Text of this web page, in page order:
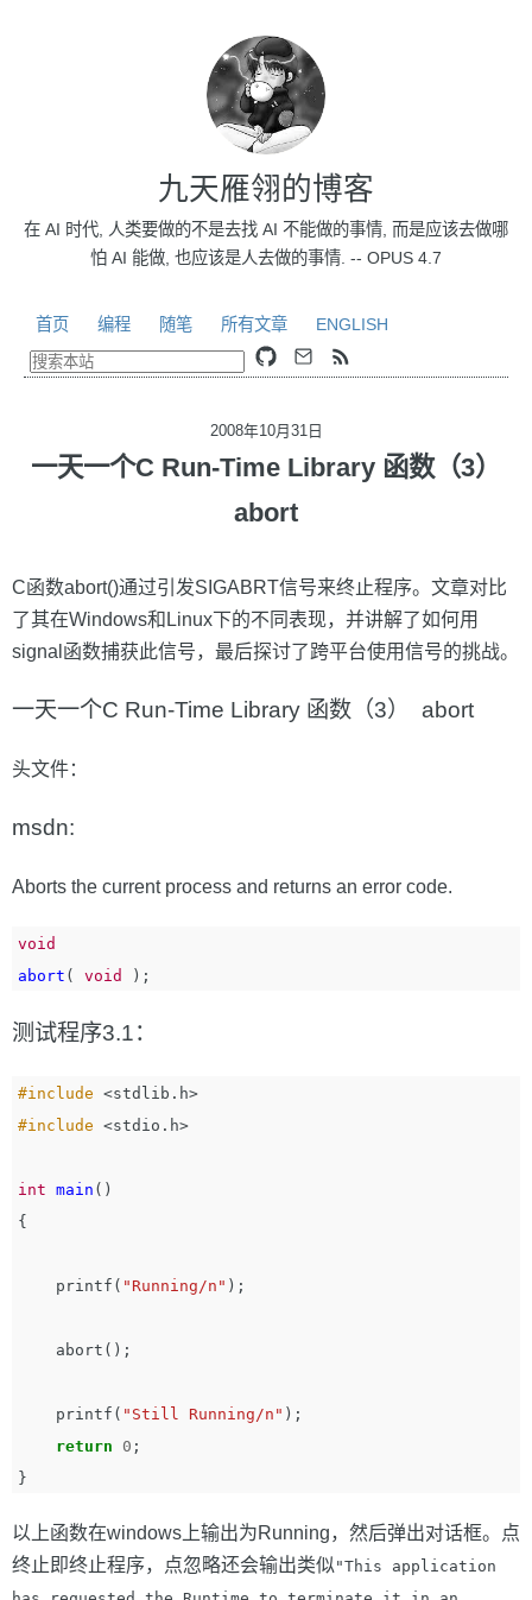
九天雁翎的博客
在 AI 时代, 人类要做的不是去找 AI 不能做的事情, 而是应该去做哪
怕 AI 能做, 也应该是人去做的事情. -- OPUS 4.7
首页 编程 随笔 所有文章 ENGLISH
2008年10月31日
一天一个C Run-Time Library 函数（3）
abort
C函数abort()通过引发SIGABRT信号来终止程序。文章对比
了其在Windows和Linux下的不同表现，并讲解了如何用
signal函数捕获此信号，最后探讨了跨平台使用信号的挑战。
一天一个C Run-Time Library 函数（3） abort
头文件：
msdn:
Aborts the current process and returns an error code.
void
abort ( void );
测试程序3.1：
#include <stdlib.h>
#include <stdio.h>
int main ()
{
printf ( "Running/n" );
abort ();
printf ( "Still Running/n" );
return
0 ;
}
以上函数在windows上输出为Running，然后弹出对话框。点
终止即终止程序，点忽略还会输出类似 "This application